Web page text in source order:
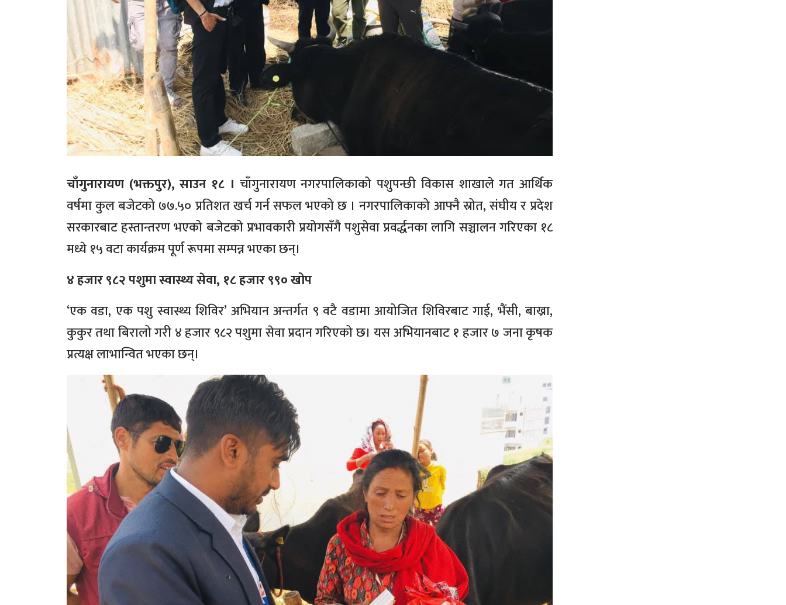
चाँगुनारायण (भक्तपुर), साउन १८ । चाँगुनारायण नगरपालिकाको पशुपन्छी विकास शाखाले गत आर्थिक
वर्षमा कुल बजेटको ७७.५० प्रतिशत खर्च गर्न सफल भएको छ । नगरपालिकाको आफ्नै स्रोत, संघीय र प्रदेश
सरकारबाट हस्तान्तरण भएको बजेटको प्रभावकारी प्रयोगसँगै पशुसेवा प्रवर्द्धनका लागि सञ्चालन गरिएका १८
मध्ये १५ वटा कार्यक्रम पूर्ण रूपमा सम्पन्न भएका छन्।
४ हजार ९८२ पशुमा स्वास्थ्य सेवा, १८ हजार ९९० खोप
‘एक वडा, एक पशु स्वास्थ्य शिविर’ अभियान अन्तर्गत ९ वटै वडामा आयोजित शिविरबाट गाई, भैंसी, बाख्रा,
कुकुर तथा बिरालो गरी ४ हजार ९८२ पशुमा सेवा प्रदान गरिएको छ। यस अभियानबाट १ हजार ७ जना कृषक
प्रत्यक्ष लाभान्वित भएका छन्।